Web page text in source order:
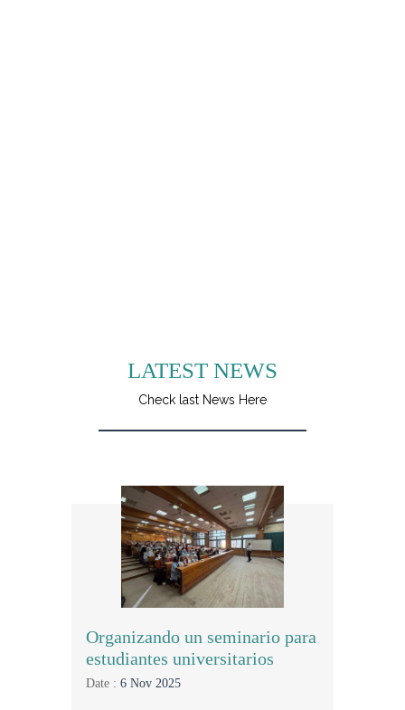
LATEST NEWS
Check last News Here
Organizando un seminario para
estudiantes universitarios
Date : 6 Nov 2025